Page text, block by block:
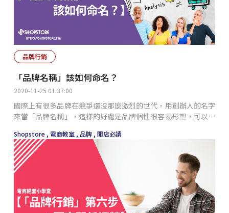
品牌行銷
2020-11-25 01:37:00
「品牌名稱」該如何命名？
國際上有很多品牌在競爭還沒那麼激烈的世代，用創辦人的名字
來當「品牌名稱」，這樣的好處是品牌個性很容易形塑，可以直
已具備相當知名度，還可節省許多品牌認知成本。 此種命名方
式常見於時尚品牌，例如：「Louis Vuitton」即是以皮件設計
聞名於世的創辦人路易．威登的名字；服裝界的知名設計師
「Alexander Wang
Shopstore , 電商教室 , 品牌 , 開店必讀